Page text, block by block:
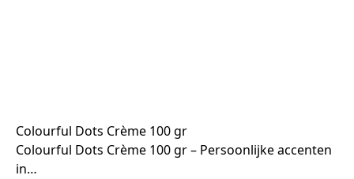
Colourful Dots Crème 100 gr
Colourful Dots Crème 100 gr – Persoonlijke accenten
in…